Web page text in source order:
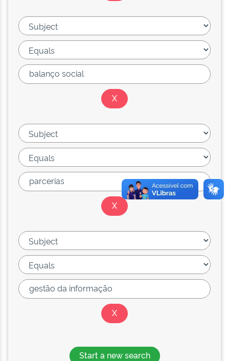
Start a new search